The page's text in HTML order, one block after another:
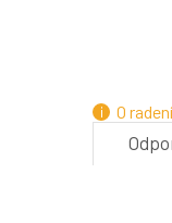
O radení